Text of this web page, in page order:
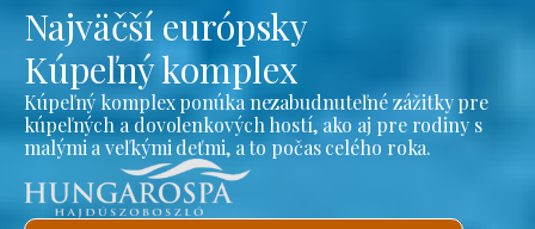
Najväčší európsky
Kúpeľný komplex
Kúpeľný komplex ponúka nezabudnuteľné zážitky pre
kúpeľných a dovolenkových hostí, ako aj pre rodiny s
malými a veľkými deťmi, a to počas celého roka.